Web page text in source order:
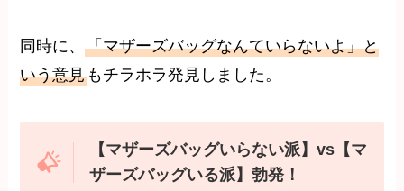
同時に、「マザーズバッグなんていらないよ」と
いう意見 もチラホラ発見しました。
【マザーズバッグいらない派】vs【マ
ザーズバッグいる派】勃発！